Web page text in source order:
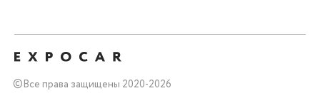
©Все права защищены 2020-2026